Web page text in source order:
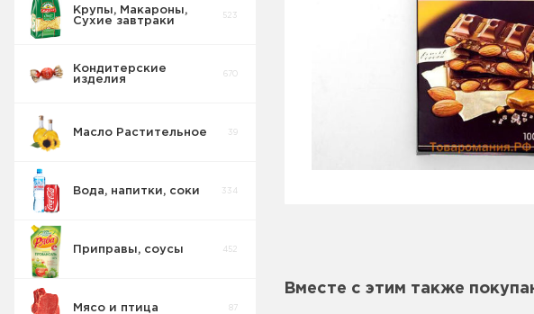
Крупы, Макароны,
Сухие завтраки
523
Кондитерские
изделия
670
Масло Растительное 39
Вода, напитки, соки 334
Приправы, соусы 452
Мясо и птица 87
Вместе с этим также